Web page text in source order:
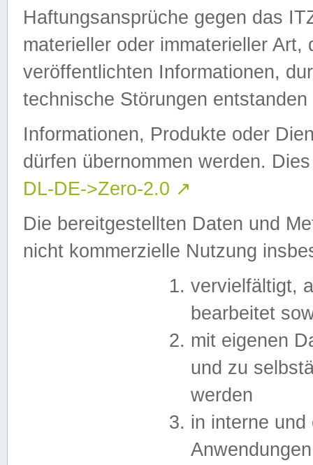
Haftungsansprüche gegen das
materieller oder immaterieller
veröffentlichten Informationen,
technische Störungen
Informationen, Produkte oder
dürfen übernommen werden.
DL-DE->Zero-2.0 ↗
Die bereitgestellten Daten und
nicht kommerzielle Nutzung
vervielfältigt,
bearbeitet
mit eigenen
und zu
werden
in interne